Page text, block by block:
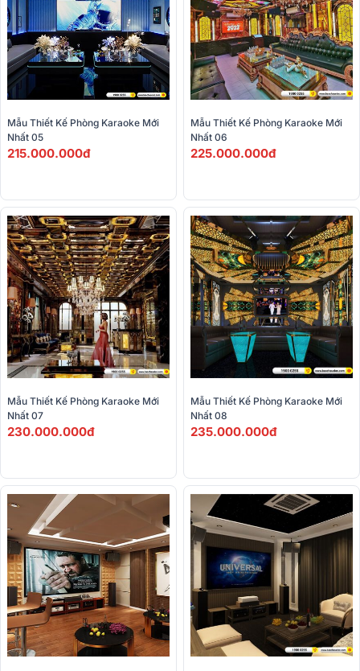
Mẫu Thiết Kế Phòng Karaoke Mới
Nhất 05
215.000.000đ
Mẫu Thiết Kế Phòng Karaoke Mới
Nhất 06
225.000.000đ
Mẫu Thiết Kế Phòng Karaoke Mới
Nhất 07
230.000.000đ
Mẫu Thiết Kế Phòng Karaoke Mới
Nhất 08
235.000.000đ